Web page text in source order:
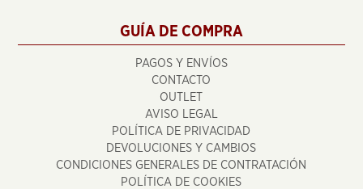
GUÍA DE COMPRA
PAGOS Y ENVÍOS
CONTACTO
OUTLET
AVISO LEGAL
POLÍTICA DE PRIVACIDAD
DEVOLUCIONES Y CAMBIOS
CONDICIONES GENERALES DE CONTRATACIÓN
POLÍTICA DE COOKIES